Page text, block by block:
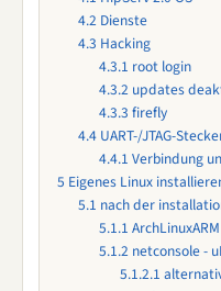
4.2 Dienste
4.3 Hacking
4.3.1 root login
4.3.2 updates
4.3.3 firefly
4.4 UART-/JTAG-
4.4.1 Verbindung
5 Eigenes Linux
5.1 nach der
5.1.1 ArchLinuxARM
5.1.2 netconsole -
5.1.2.1